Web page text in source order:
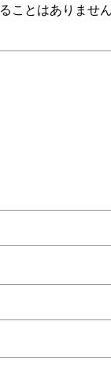
ことはありません